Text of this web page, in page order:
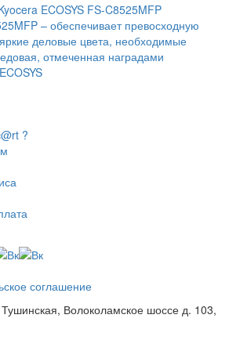
ECOSYS FS-C8525MFP
– обеспечивает превосходную
деловые цвета, необходимые
отмеченная наградами
?
соглашение
Волоколамское шоссе д. 103,